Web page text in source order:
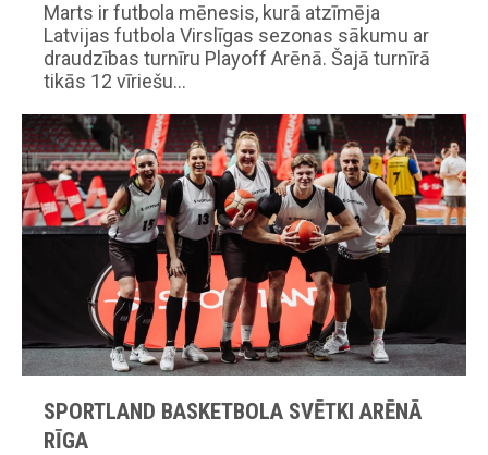
Marts ir futbola mēnesis, kurā atzīmēja
Latvijas futbola Virslīgas sezonas sākumu ar
draudzības turnīru Playoff Arēnā. Šajā turnīrā
tikās 12 vīriešu…
SPORTLAND BASKETBOLA SVĒTKI ARĒNĀ
RĪGA